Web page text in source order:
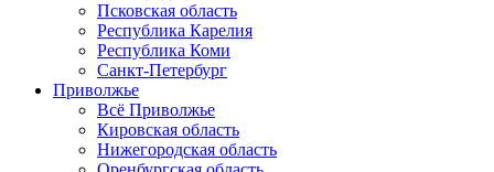
Псковская область
Республика Карелия
Республика Коми
Санкт-Петербург
Приволжье
Всё Приволжье
Кировская область
Нижегородская область